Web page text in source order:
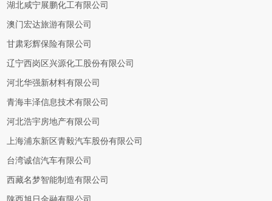
湖北咸宁展鹏化工有限公司
澳门宏达旅游有限公司
甘肃彩辉保险有限公司
辽宁西岗区兴源化工股份有限公司
河北华强新材料有限公司
青海丰泽信息技术有限公司
河北浩宇房地产有限公司
上海浦东新区青毅汽车股份有限公司
台湾诚信汽车有限公司
西藏名梦智能制造有限公司